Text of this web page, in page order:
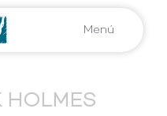
Menú
HOLMES